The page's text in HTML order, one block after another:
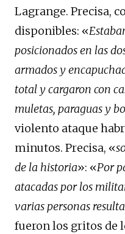
Lagrange. Precisa,
disponibles: «
posicionados en las
armados y
total y cargaron con
muletas, paraguas y
violento ataque
minutos. Precisa, «
de la historia»: «Por
atacadas por los
varias personas
fueron los gritos de